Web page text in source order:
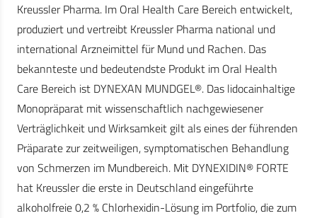
Kreussler Pharma. Im Oral Health Care Bereich entwickelt,
produziert und vertreibt Kreussler Pharma national und
international Arzneimittel für Mund und Rachen. Das
bekannteste und bedeutendste Produkt im Oral Health
Care Bereich ist DYNEXAN MUNDGEL®. Das lidocainhaltige
Monopräparat mit wissenschaftlich nachgewiesener
Verträglichkeit und Wirksamkeit gilt als eines der führenden
Präparate zur zeitweiligen, symptomatischen Behandlung
von Schmerzen im Mundbereich. Mit DYNEXIDIN® FORTE
hat Kreussler die erste in Deutschland eingeführte
alkoholfreie 0,2 % Chlorhexidin-Lösung im Portfolio, die zum